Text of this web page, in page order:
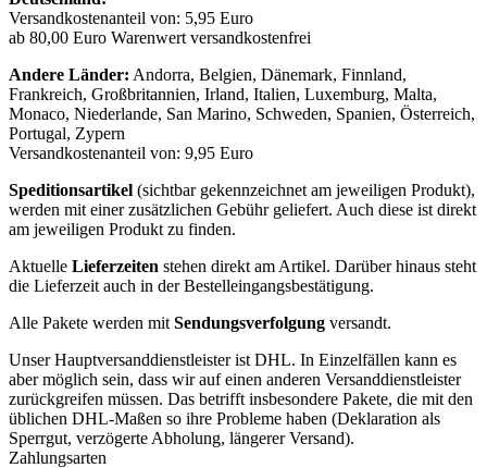
Versandkostenanteil von: 5,95 Euro
ab 80,00 Euro Warenwert versandkostenfrei
Andere Länder: Andorra, Belgien, Dänemark, Finnland,
Frankreich, Großbritannien, Irland, Italien, Luxemburg, Malta,
Monaco, Niederlande, San Marino, Schweden, Spanien, Österreich,
Portugal, Zypern
Versandkostenanteil von: 9,95 Euro
Speditionsartikel (sichtbar gekennzeichnet am jeweiligen Produkt),
werden mit einer zusätzlichen Gebühr geliefert. Auch diese ist direkt
am jeweiligen Produkt zu finden.
Aktuelle Lieferzeiten stehen direkt am Artikel. Darüber hinaus steht
die Lieferzeit auch in der Bestelleingangsbestätigung.
Alle Pakete werden mit Sendungsverfolgung versandt.
Unser Hauptversanddienstleister ist DHL. In Einzelfällen kann es
aber möglich sein, dass wir auf einen anderen Versanddienstleister
zurückgreifen müssen. Das betrifft insbesondere Pakete, die mit den
üblichen DHL-Maßen so ihre Probleme haben (Deklaration als
Sperrgut, verzögerte Abholung, längerer Versand).
Zahlungsarten